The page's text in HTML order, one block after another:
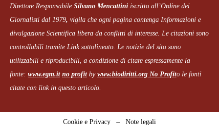
Direttore Responsabile Silvano Mencattini iscritto all’Ordine dei
Giornalisti dal 1979, vigila che ogni pagina contenga Informazioni e
divulgazione Scientifica libera da conflitti di interesse. Le citazioni sono
controllabili tramite Link sottolineato. Le notizie del sito sono
utilizzabili e riproducibili, a condizione di citare espressamente la
fonte: www.egm.it no profitby www.biodiritti.org No Profito le fonti
citate con link in questo articolo.
Cookie e Privacy – Note legali